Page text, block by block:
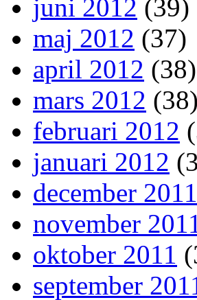
juni 2012 (39)
maj 2012 (37)
april 2012 (38)
mars 2012 (38)
februari 2012
januari 2012
december 2011
november
oktober 2011
september